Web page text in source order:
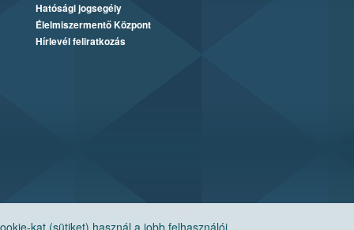
kat (sütiket) használ a jobb felhasználói
Hatósági jogsegély
Élelmiszermentő Központ
Hírlevél feliratkozás